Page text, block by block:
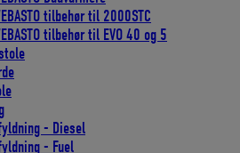
tilbehør til 2000STC
tilbehør til EVO 40 og 5
- Diesel
- Fuel